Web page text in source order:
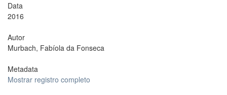
Data
2016
Autor
Murbach, Fabíola da Fonseca
Metadata
Mostrar registro completo